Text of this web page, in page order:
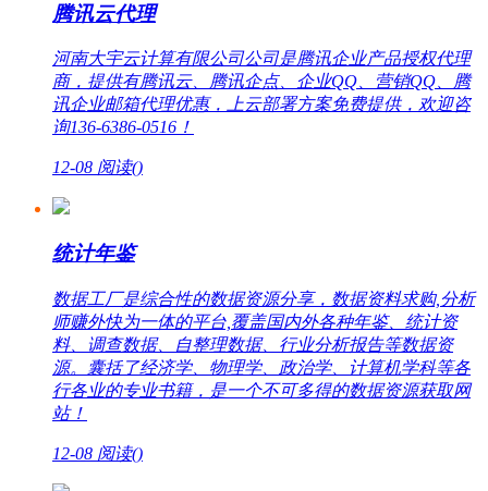
腾讯云代理
河南大宇云计算有限公司公司是腾讯企业产品授权代理
商，提供有腾讯云、腾讯企点、企业QQ、营销QQ、腾
讯企业邮箱代理优惠，上云部署方案免费提供，欢迎咨
询136-6386-0516！
12-08 阅读()
统计年鉴
数据工厂是综合性的数据资源分享，数据资料求购,分析
师赚外快为一体的平台,覆盖国内外各种年鉴、统计资
料、调查数据、自整理数据、行业分析报告等数据资
源。囊括了经济学、物理学、政治学、计算机学科等各
行各业的专业书籍，是一个不可多得的数据资源获取网
站！
12-08 阅读()